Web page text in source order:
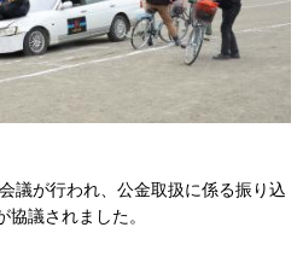
議が行われ、公金取扱に係る振り込
議されました。